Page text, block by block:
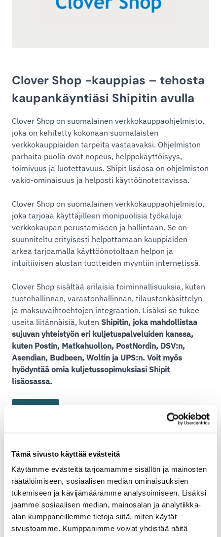
Tämä sivusto käyttää evästeitä
Käytämme evästeitä tarjoamamme sisällön ja mainosten
räätälöimiseen, sosiaalisen median ominaisuuksien
tukemiseen ja kävijämäärämme analysoimiseen. Lisäksi
jaamme sosiaalisen median, mainosalan ja analytiikka-
alan kumppaneillemme tietoja siitä, miten käytät
sivustoamme. Kumppanimme voivat yhdistää näitä
Clover Shop -kauppias – tehosta
kaupankäyntiäsi Shipitin avulla
Clover Shop on suomalainen verkkokauppaohjelmisto,
joka on kehitetty kokonaan suomalaisten
verkkokauppiaiden tarpeita vastaavaksi. Ohjelmiston
parhaita puolia ovat nopeus, helppokäyttöisyys,
toimivuus ja luotettavuus. Shipit lisäosa on ohjelmiston
vakio-ominaisuus ja helposti käyttöönotettavissa.
Clover Shop on suomalainen verkkokauppaohjelmisto,
joka tarjoaa käyttäjilleen monipuolisia työkaluja
verkkokaupan perustamiseen ja hallintaan. Se on
suunniteltu erityisesti helpottamaan kauppiaiden
arkea tarjoamalla käyttöönotoltaan helpon ja
intuitiivisen alustan tuotteiden myyntiin internetissä.
Clover Shop sisältää erilaisia toiminnallisuuksia, kuten
tuotehallinnan, varastonhallinnan, tilaustenkäsittelyn
ja maksuvaihtoehtojen integraation. Lisäksi se tukee
useita liitännäisiä, kuten Shipitin, joka mahdollistaa
sujuvan yhteistyön eri kuljetuspalveluiden kanssa,
kuten Postin, Matkahuollon, PostNordin, DSV:n,
Asendian, Budbeen, Woltin ja UPS:n. Voit myös
hyödyntää omia kuljetussopimuksiasi Shipit
lisäosassa.